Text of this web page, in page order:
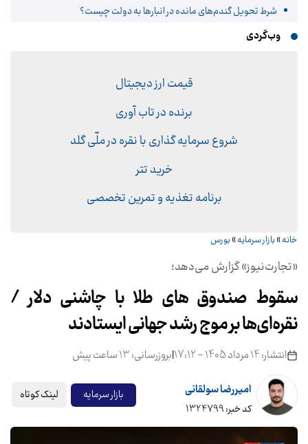
شرط تحویل گندم‌های مانده در انبار‌ها به دولت چیست؟
وب‌گردی
قیمت ارز دیجیتال
برنده در تاب آوری
شروع سرمایه گذاری با نقره در ملّی گلد
خرید تتر
برنامه تغذیه و تمرین تخصصی